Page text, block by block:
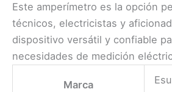
Este amperímetro es la opción
técnicos, electricistas y
dispositivo versátil y confiable
necesidades de medición
Marca